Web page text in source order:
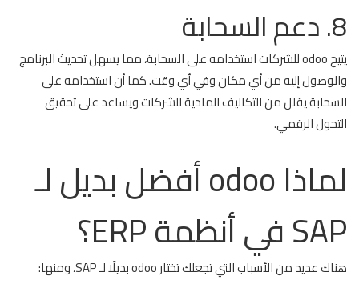
8. دعم السحابة
يتيح odoo للشركات استخدامه على السحابة، مما يسهل تحديث البرنامج
والوصول إليه من أي مكان وفي أي وقت. كما أن استخدامه على
السحابة يقلل من التكاليف المادية للشركات ويساعد على تحقيق
التحول الرقمي.
لماذا odoo أفضل بديل لـ
SAP في أنظمة ERP؟
هناك عديد من الأسباب التي تجعلك تختار odoo بديلًا لـ SAP، ومنها: